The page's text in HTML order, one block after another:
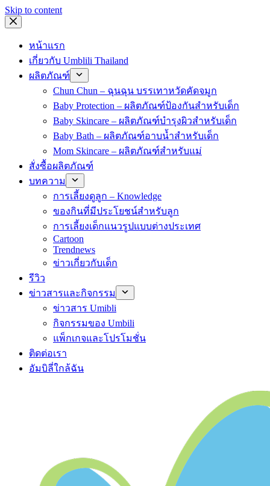
Skip to content
หน้าแรก
เกี่ยวกับ Umblili Thailand
ผลิตภัณฑ์
Chun Chun – ฉุนฉุน บรรเทาหวัดคัดจมูก
Baby Protection – ผลิตภัณฑ์ป้องกันสำหรับเด็ก
Baby Skincare – ผลิตภัณฑ์บำรุงผิวสำหรับเด็ก
Baby Bath – ผลิตภัณฑ์อาบน้ำสำหรับเด็ก
Mom Skincare – ผลิตภัณฑ์สำหรับแม่
สั่งซื้อผลิตภัณฑ์
บทความ
การเลี้ยงดูลูก – Knowledge
ของกินที่มีประโยชน์สำหรับลูก
การเลี้ยงเด็กแนวรูปแบบต่างประเทศ
Cartoon
Trendnews
ข่าวเกี่ยวกับเด็ก
รีวิว
ข่าวสารและกิจกรรม
ข่าวสาร Umibli
กิจกรรมของ Umbili
แพ็กเกจและโปรโมชั่น
ติดต่อเรา
อัมบิลี่ใกล้ฉัน